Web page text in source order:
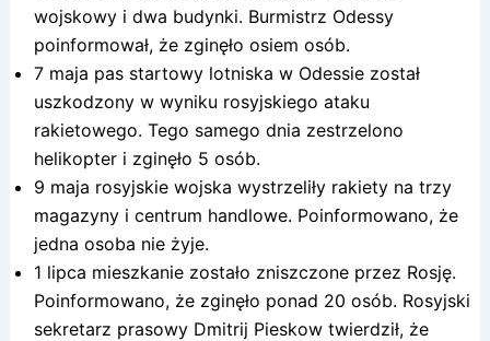
wojskowy i dwa budynki. Burmistrz Odessy
poinformował, że zginęło osiem osób.
7 maja pas startowy lotniska w Odessie został
uszkodzony w wyniku rosyjskiego ataku
rakietowego. Tego samego dnia zestrzelono
helikopter i zginęło 5 osób.
9 maja rosyjskie wojska wystrzeliły rakiety na trzy
magazyny i centrum handlowe. Poinformowano, że
jedna osoba nie żyje.
1 lipca mieszkanie zostało zniszczone przez Rosję.
Poinformowano, że zginęło ponad 20 osób. Rosyjski
sekretarz prasowy Dmitrij Pieskow twierdził, że